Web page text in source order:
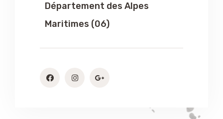
Département des Alpes
Maritimes (06)